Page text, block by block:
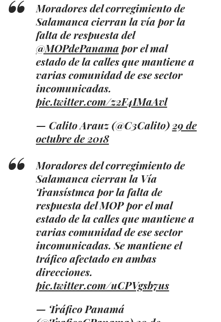
Moradores del corregimiento de
Salamanca cierran la vía por la
falta de respuesta del
@MOPdePanama por el mal
estado de la calles que mantiene a
varias comunidad de ese sector
incomunicadas.
pic.twitter.com/z2F4IMaAvl
— Calito Arauz (@C3Calito)29 de
octubre de 2018
Moradores del corregimiento de
Salamanca cierran la Vía
Transístmca por la falta de
respuesta del MOP por el mal
estado de la calles que mantiene a
varias comunidad de ese sector
incomunicadas. Se mantiene el
tráfico afectado en ambas
direcciones.
pic.twitter.com/uCPVgsb7us
— Tráfico Panamá